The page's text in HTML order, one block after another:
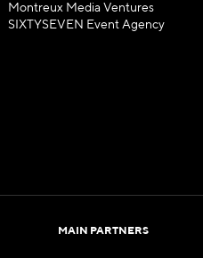
Montreux Media Ventures
SIXTYSEVEN Event Agency
MAIN PARTNERS